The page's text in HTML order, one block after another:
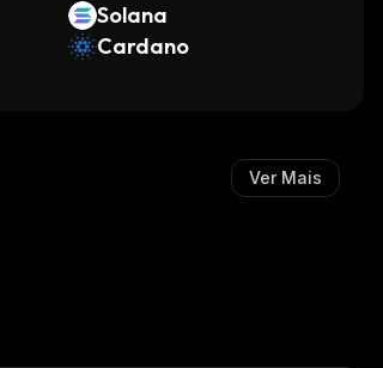
Solana
Cardano
Ver Mais